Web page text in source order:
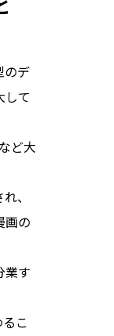
のデ
して
ど大
、
画の
業す
こ